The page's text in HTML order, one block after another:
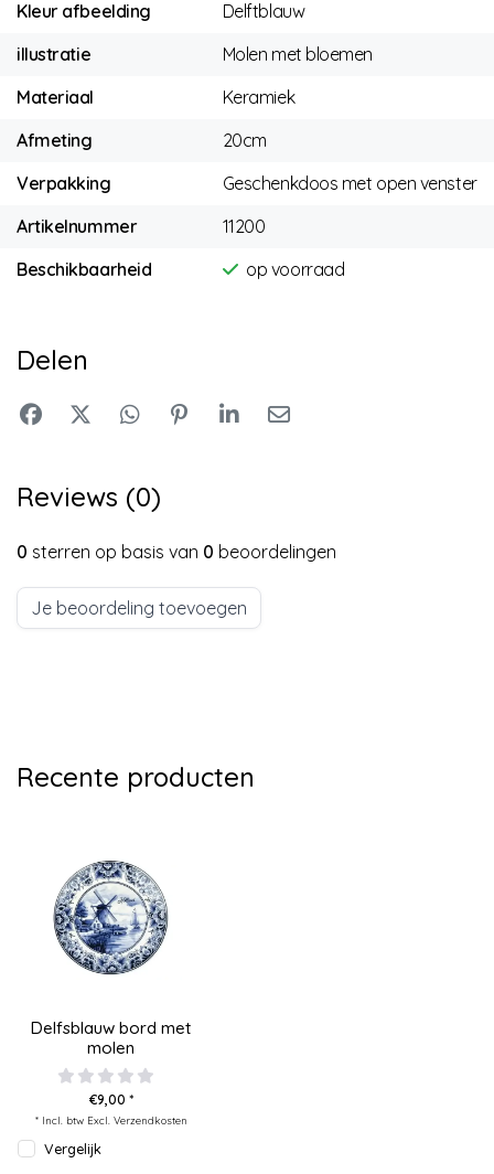
Kleur afbeelding
Delftblauw
illustratie
Molen met bloemen
Materiaal
Keramiek
Afmeting
20cm
Verpakking
Geschenkdoos met open venster
Artikelnummer
11200
Beschikbaarheid
op voorraad
Delen
Reviews (0)
0 sterren op basis van 0 beoordelingen
Je beoordeling toevoegen
Recente producten
Delfsblauw bord met
molen
€9,00 *
* Incl. btw Excl. Verzendkosten
Vergelijk